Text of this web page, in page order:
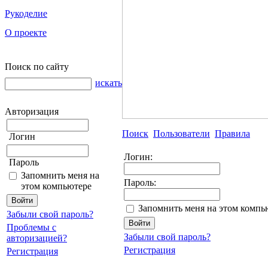
Рукоделие
О проекте
Поиск по сайту
искать
Авторизация
Логин
Пароль
Запомнить меня на
этом компьютере
Забыли свой пароль?
Проблемы с
авторизацией?
Регистрация
Поиск Пользователи Правила
Логин:
Пароль:
Запомнить меня на этом
Забыли свой пароль?
Регистрация